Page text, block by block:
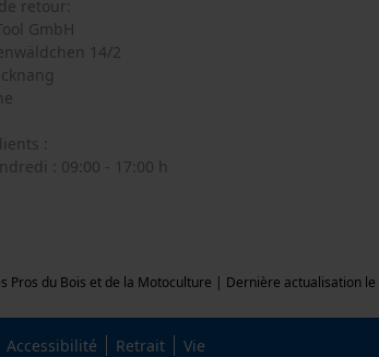
retour:
GmbH
14/2
:
: 09:00 - 17:00 h
Pros du Bois et de la Motoculture | Dernière actualisation
Accessibilité Retrait Vie
Event